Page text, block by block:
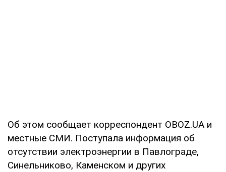
Об этом сообщает корреспондент OBOZ.UA и
местные СМИ. Поступала информация об
отсутствии электроэнергии в Павлограде,
Синельниково, Каменском и других